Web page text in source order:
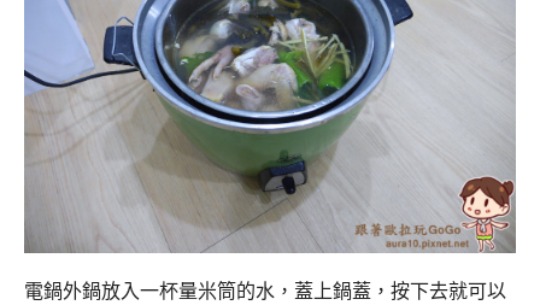
電鍋外鍋放入一杯量米筒的水，蓋上鍋蓋，按下去就可以